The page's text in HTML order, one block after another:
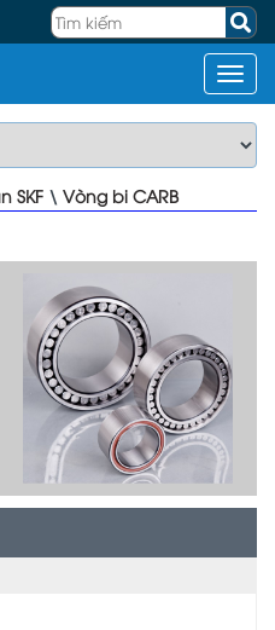
SKF \ Vòng bi CARB